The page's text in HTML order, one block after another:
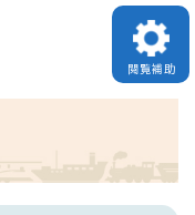
閲覧補助